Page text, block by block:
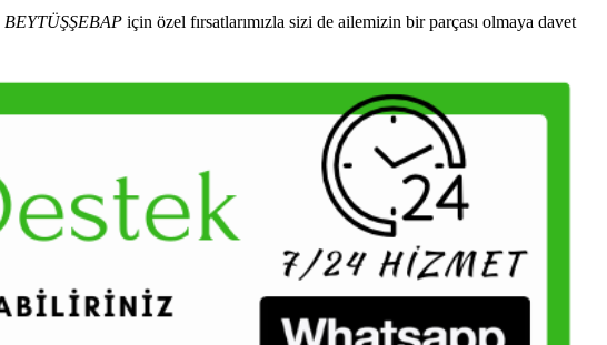
BEYTÜŞŞEBAP için özel fırsatlarımızla sizi de ailemizin bir parçası olmaya davet